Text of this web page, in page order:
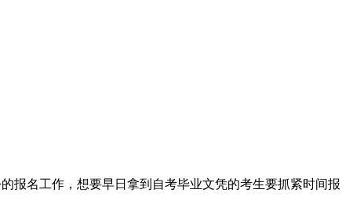
报名工作，想要早日拿到自考毕业文凭的考生要抓紧时间报